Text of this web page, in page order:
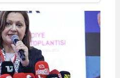
Uşak
Van
Yozgat
Zonguldak